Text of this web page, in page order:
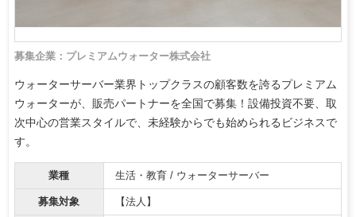
募集企業：プレミアムウォーター株式会社
ウォーターサーバー業界トップクラスの顧客数を誇るプレミアム
ウォーターが、販売パートナーを全国で募集！設備投資不要、取
次中心の営業スタイルで、未経験からでも始められるビジネスで
す。
業種 生活・教育 / ウォーターサーバー
募集対象 【法人】